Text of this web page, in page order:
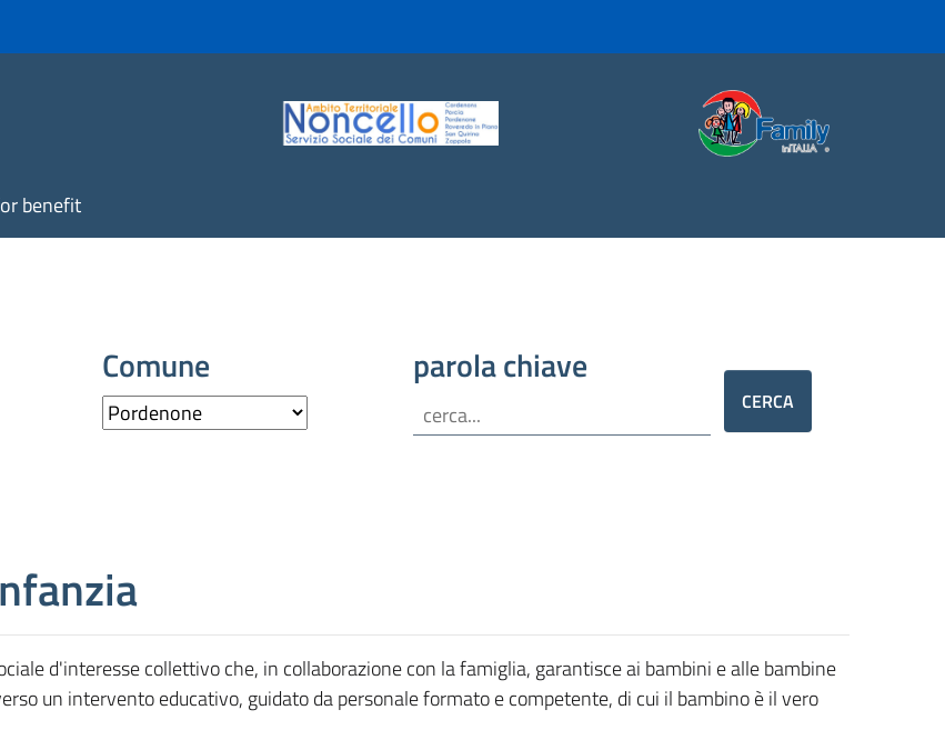
benefit
Comune parola chiave
d'interesse collettivo che, in collaborazione con la famiglia, garantisce ai bambini e alle bambine
un intervento educativo, guidato da personale formato e competente, di cui il bambino è il vero